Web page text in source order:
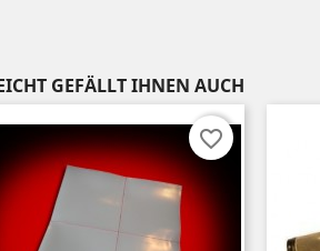
GEFÄLLT IHNEN AUCH
favorite_border